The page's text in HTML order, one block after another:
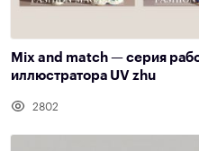
Mix and match — серия
иллюстратора UV zhu
2802